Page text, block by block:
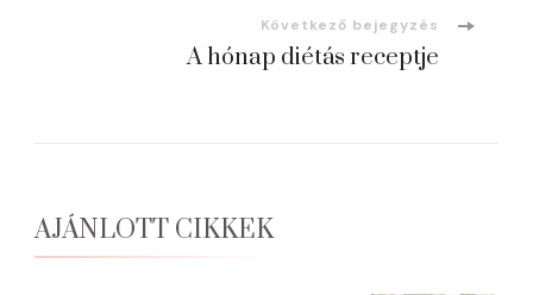
Következő bejegyzés
A hónap diétás receptje
AJÁNLOTT CIKKEK